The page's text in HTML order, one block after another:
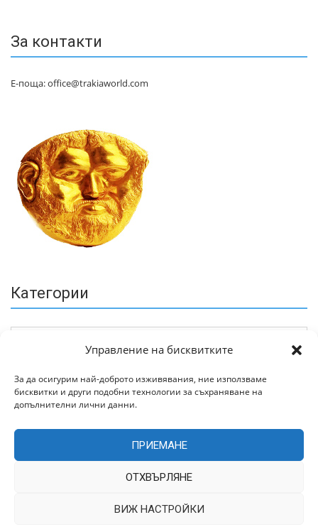
Управление на бисквитките
За да осигурим най-доброто изживявания, ние използваме
бисквитки и други подобни технологии за съхраняване на
допълнителни лични данни.
ПРИЕМАНЕ
ОТХВЪРЛЯНЕ
ВИЖ НАСТРОЙКИ
За контакти
Е-поща: office@trakiaworld.com
Категории
Архив